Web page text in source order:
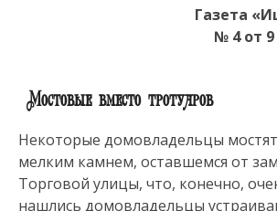
Газета
№ 4 от 9
Мостовые вместо тротуаров
Некоторые домовладельцы
мелким камнем, оставшемся от
Торговой улицы, что, конечно,
нашлись домовладельцы